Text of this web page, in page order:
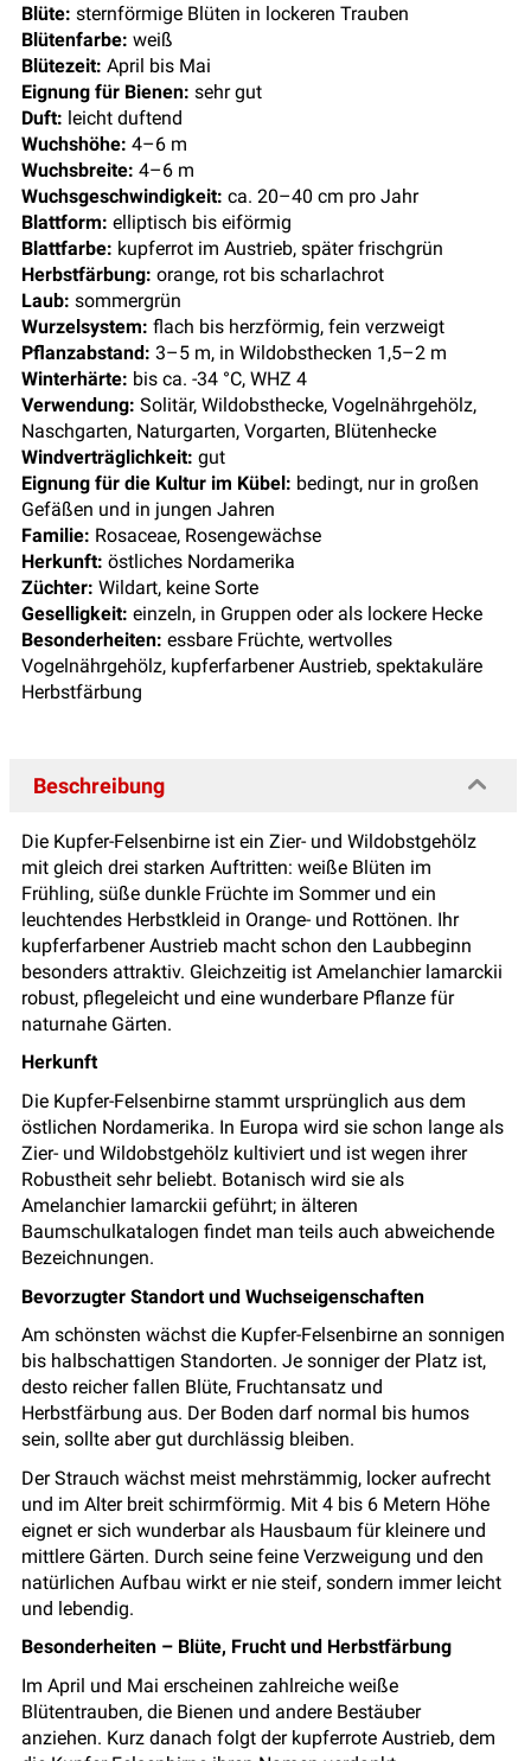
Blüte: sternförmige Blüten in lockeren Trauben
Blütenfarbe: weiß
Blütezeit: April bis Mai
Eignung für Bienen: sehr gut
Duft: leicht duftend
Wuchshöhe: 4–6 m
Wuchsbreite: 4–6 m
Wuchsgeschwindigkeit: ca. 20–40 cm pro Jahr
Blattform: elliptisch bis eiförmig
Blattfarbe: kupferrot im Austrieb, später frischgrün
Herbstfärbung: orange, rot bis scharlachrot
Laub: sommergrün
Wurzelsystem: flach bis herzförmig, fein verzweigt
Pflanzabstand: 3–5 m, in Wildobsthecken 1,5–2 m
Winterhärte: bis ca. -34 °C, WHZ 4
Verwendung: Solitär, Wildobsthecke, Vogelnährgehölz,
Naschgarten, Naturgarten, Vorgarten, Blütenhecke
Windverträglichkeit: gut
Eignung für die Kultur im Kübel: bedingt, nur in großen
Gefäßen und in jungen Jahren
Familie: Rosaceae, Rosengewächse
Herkunft: östliches Nordamerika
Züchter: Wildart, keine Sorte
Geselligkeit: einzeln, in Gruppen oder als lockere Hecke
Besonderheiten: essbare Früchte, wertvolles
Vogelnährgehölz, kupferfarbener Austrieb, spektakuläre
Herbstfärbung
Beschreibung
Die Kupfer-Felsenbirne ist ein Zier- und Wildobstgehölz
mit gleich drei starken Auftritten: weiße Blüten im
Frühling, süße dunkle Früchte im Sommer und ein
leuchtendes Herbstkleid in Orange- und Rottönen. Ihr
kupferfarbener Austrieb macht schon den Laubbeginn
besonders attraktiv. Gleichzeitig ist Amelanchier lamarckii
robust, pflegeleicht und eine wunderbare Pflanze für
naturnahe Gärten.
Herkunft
Die Kupfer-Felsenbirne stammt ursprünglich aus dem
östlichen Nordamerika. In Europa wird sie schon lange als
Zier- und Wildobstgehölz kultiviert und ist wegen ihrer
Robustheit sehr beliebt. Botanisch wird sie als
Amelanchier lamarckii geführt; in älteren
Baumschulkatalogen findet man teils auch abweichende
Bezeichnungen.
Bevorzugter Standort und Wuchseigenschaften
Am schönsten wächst die Kupfer-Felsenbirne an sonnigen
bis halbschattigen Standorten. Je sonniger der Platz ist,
desto reicher fallen Blüte, Fruchtansatz und
Herbstfärbung aus. Der Boden darf normal bis humos
sein, sollte aber gut durchlässig bleiben.
Der Strauch wächst meist mehrstämmig, locker aufrecht
und im Alter breit schirmförmig. Mit 4 bis 6 Metern Höhe
eignet er sich wunderbar als Hausbaum für kleinere und
mittlere Gärten. Durch seine feine Verzweigung und den
natürlichen Aufbau wirkt er nie steif, sondern immer leicht
und lebendig.
Besonderheiten – Blüte, Frucht und Herbstfärbung
Im April und Mai erscheinen zahlreiche weiße
Blütentrauben, die Bienen und andere Bestäuber
anziehen. Kurz danach folgt der kupferrote Austrieb, dem